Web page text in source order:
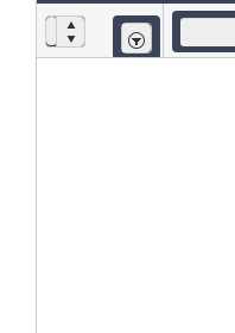
Eşittir